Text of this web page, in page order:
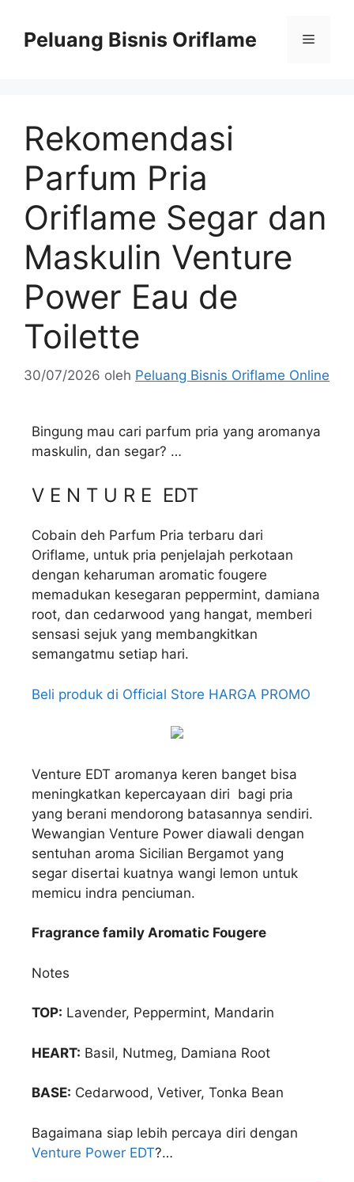
Peluang Bisnis Oriflame
Rekomendasi
Parfum Pria
Oriflame Segar dan
Maskulin Venture
Power Eau de
Toilette
30/07/2026 oleh Peluang Bisnis Oriflame Online
Bingung mau cari parfum pria yang aromanya
maskulin, dan segar? …
V E N T U R E EDT
Cobain deh Parfum Pria terbaru dari
Oriflame, untuk pria penjelajah perkotaan
dengan keharuman aromatic fougere
memadukan kesegaran peppermint, damiana
root, dan cedarwood yang hangat, memberi
sensasi sejuk yang membangkitkan
semangatmu setiap hari.
Beli produk di Official Store HARGA PROMO
Venture EDT aromanya keren banget bisa
meningkatkan kepercayaan diri bagi pria
yang berani mendorong batasannya sendiri.
Wewangian Venture Power diawali dengan
sentuhan aroma Sicilian Bergamot yang
segar disertai kuatnya wangi lemon untuk
memicu indra penciuman.
Fragrance family Aromatic Fougere
Notes
TOP: Lavender, Peppermint, Mandarin
HEART: Basil, Nutmeg, Damiana Root
BASE: Cedarwood, Vetiver, Tonka Bean
Bagaimana siap lebih percaya diri dengan
Venture Power EDT?…